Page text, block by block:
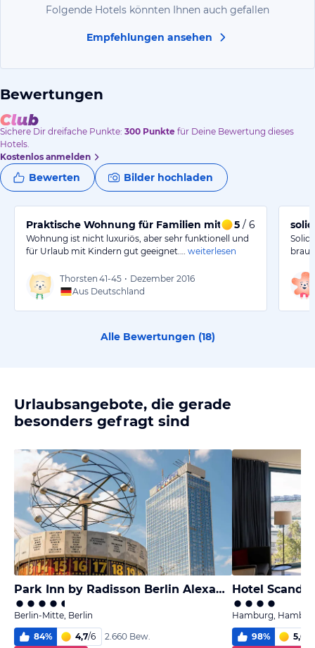
Folgende Hotels könnten Ihnen auch gefallen
Empfehlungen ansehen
Bewertungen
Sichere Dir dreifache Punkte: 300 Punkte für Deine Bewertung dieses
Hotels.
Kostenlos anmelden
Bewerten Bilder hochladen
Praktische Wohnung für Familien mit Schwimmbad
5 / 6
Wohnung ist nicht luxuriös, aber sehr funktionell und
für Urlaub mit Kindern gut geeignet.…
weiterlesen
Thorsten 41-45 • Dezember 2016
Aus Deutschland
Alle Bewertungen (18)
Urlaubsangebote, die gerade
besonders gefragt sind
Park Inn by Radisson Berlin Alexanderplatz
Berlin-Mitte, Berlin
84% 4,7/6
2.660 Bew.
Hotel
Hamburg,
98% 5,6